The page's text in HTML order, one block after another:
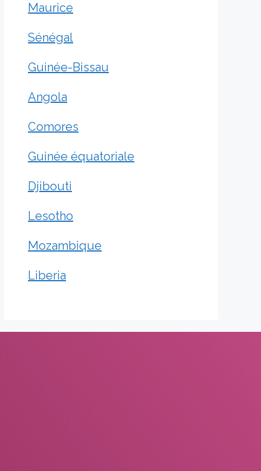
Maurice
Sénégal
Guinée-Bissau
Angola
Comores
Guinée équatoriale
Djibouti
Lesotho
Mozambique
Liberia